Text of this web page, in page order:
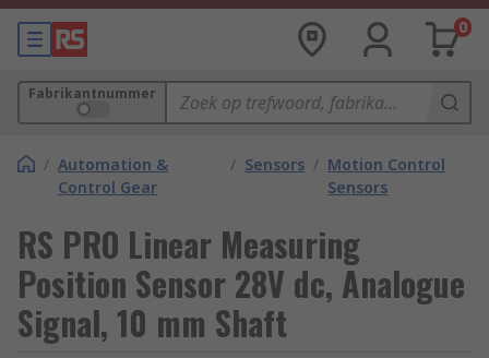
0
Fabrikantnummer
/ Automation &
Control Gear
/ Sensors / Motion Control
Sensors
RS PRO Linear Measuring
Position Sensor 28V dc, Analogue
Signal, 10 mm Shaft